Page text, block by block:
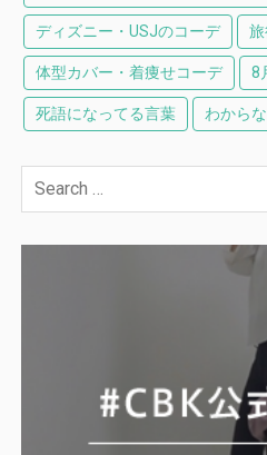
ディズニー・USJのコーデ
体型カバー・着痩せコーデ 8
死語になってる言葉 わから